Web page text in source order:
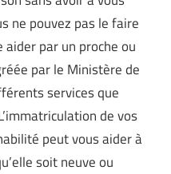
ne pouvez pas le faire
par un proche ou
par le Ministère de
services que
de vos
peut vous aider à
soit neuve ou